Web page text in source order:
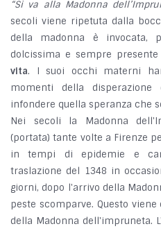
“Si va alla Madonna
secoli viene ripetuta dalla
della madonna è invocata,
dolcissima e sempre presente
vita. I suoi occhi materni
momenti della
infondere quella speranza che
Nei secoli la Madonna
(portata) tante volte a Firenze
in tempi di epidemie e
traslazione del 1348 in
giorni, dopo l'arrivo della
peste scomparve. Questo
della Madonna dell'impruneta.